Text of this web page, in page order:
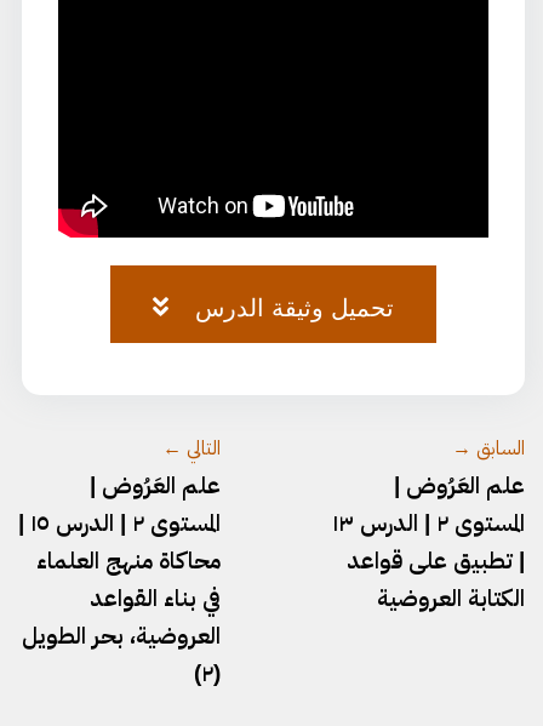
تحميل وثيقة الدرس
السابق →
علم العَرُوض |
المستوى ٢ | الدرس ١٣
| تطبيق على قواعد
الكتابة العروضية
التالي ←
علم العَرُوض |
المستوى ٢ | الدرس ١٥ |
محاكاة منهج العلماء
في بناء القواعد
العروضية، بحر الطويل
(٢)